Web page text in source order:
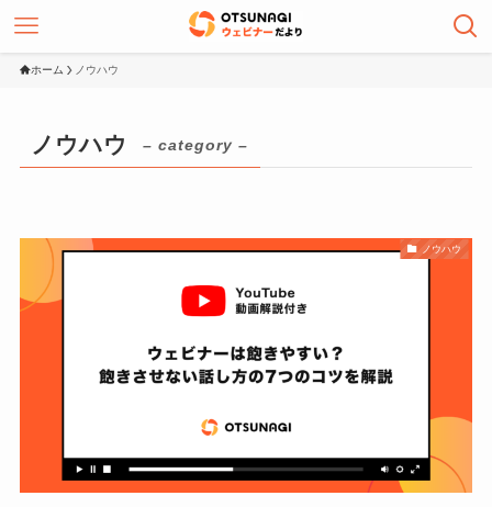
ホーム ノウハウ
ノウハウ – category –
ノウハウ